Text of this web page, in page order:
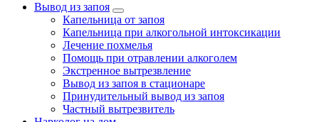
Вывод из запоя
Капельница от запоя
Капельница при алкогольной интоксикации
Лечение похмелья
Помощь при отравлении алкоголем
Экстренное вытрезвление
Вывод из запоя в стационаре
Принудительный вывод из запоя
Частный вытрезвитель